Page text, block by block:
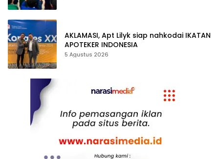
AKLAMASI, ​Apt Lilyk siap nahkodai IKATAN
APOTEKER INDONESIA
5 Agustus 2026